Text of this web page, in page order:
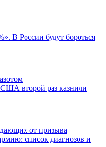
В России будут бороться
США второй раз казнили
список диагнозов и